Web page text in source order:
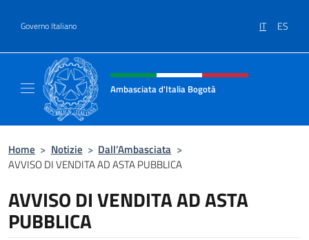
Governo Italiano IT ES
Intestazione sito, social e menù
Ambasciata d'Italia Bogotà
Home > Notizie > Dall’Ambasciata >
AVVISO DI VENDITA AD ASTA PUBBLICA
AVVISO DI VENDITA AD ASTA
PUBBLICA